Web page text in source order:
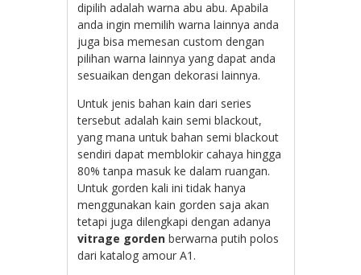
dipilih adalah warna abu abu. Apabila
anda ingin memilih warna lainnya anda
juga bisa memesan custom dengan
pilihan warna lainnya yang dapat anda
sesuaikan dengan dekorasi lainnya.
Untuk jenis bahan kain dari series
tersebut adalah kain semi blackout,
yang mana untuk bahan semi blackout
sendiri dapat memblokir cahaya hingga
80% tanpa masuk ke dalam ruangan.
Untuk gorden kali ini tidak hanya
menggunakan kain gorden saja akan
tetapi juga dilengkapi dengan adanya
vitrage gordenberwarna putih polos
dari katalog amour A1.